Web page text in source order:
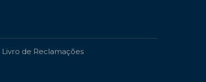
Livro de Reclamações